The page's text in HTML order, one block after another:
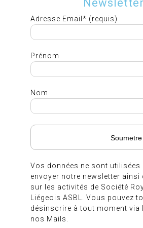
Newsletter
Adresse Email* (requis)
Prénom
Nom
Vos données ne sont utilisées
envoyer notre newsletter
sur les activités de Société
Liégeois ASBL. Vous pouvez
désinscrire à tout moment via
nos Mails.